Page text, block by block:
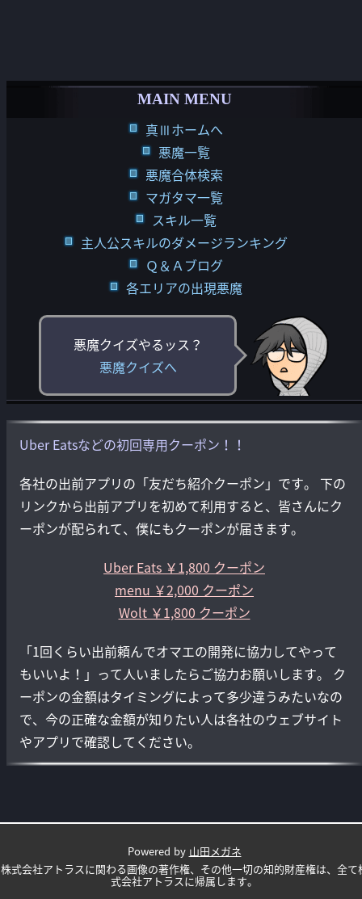
MAIN MENU
真Ⅲホームへ
悪魔一覧
悪魔合体検索
マガタマ一覧
スキル一覧
主人公スキルのダメージランキング
Ｑ＆Ａブログ
各エリアの出現悪魔
悪魔クイズやるッス？
悪魔クイズへ
Uber Eatsなどの初回専用クーポン！！
各社の出前アプリの「友だち紹介クーポン」です。 下の
リンクから出前アプリを初めて利用すると、皆さんにク
ーポンが配られて、僕にもクーポンが届きます。
Uber Eats ￥1,800 クーポン
menu ￥2,000 クーポン
Wolt ￥1,800 クーポン
「1回くらい出前頼んでオマエの開発に協力してやって
もいいよ！」って人いましたらご協力お願いします。 ク
ーポンの金額はタイミングによって多少違うみたいなの
で、今の正確な金額が知りたい人は各社のウェブサイト
やアプリで確認してください。
Powered by 山田メガネ
株式会社アトラスに関わる画像の著作権、その他一切の知的財産権は、全て
式会社アトラスに帰属します。